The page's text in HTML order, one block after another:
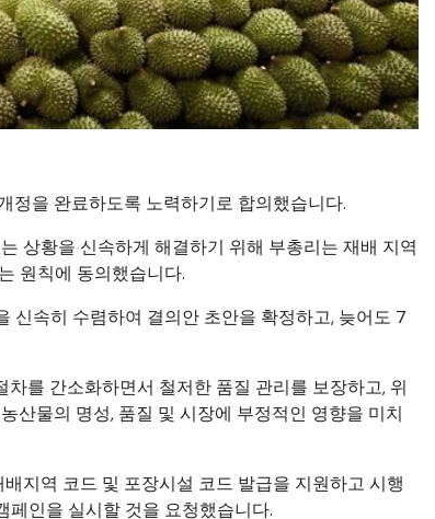
을 완료하도록 노력하기로 합의했습니다.
상황을 신속하게 해결하기 위해 부총리는 재배 지역
원칙에 동의했습니다.
신속히 수렴하여 결의안 초안을 확정하고, 늦어도 7
를 간소화하면서 철저한 품질 관리를 보장하고, 위
산물의 명성, 품질 및 시장에 부정적인 영향을 미치
지역 코드 및 포장시설 코드 발급을 지원하고 시행
인을 실시할 것을 요청했습니다.